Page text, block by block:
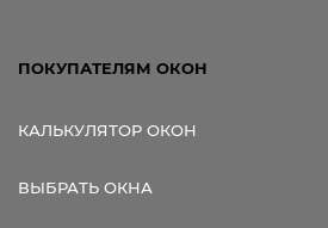
ПОКУПАТЕЛЯМ ОКОН
КАЛЬКУЛЯТОР ОКОН
ВЫБРАТЬ ОКНА